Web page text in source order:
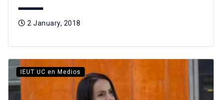
2 January, 2018
IEUT UC en Medios